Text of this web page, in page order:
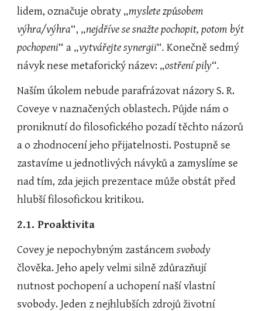
lidem, označuje obraty „myslete způsobem
výhra/výhra“, „nejdříve se snažte pochopit, potom být
pochopeni“ a „vytvářejte synergii“. Konečně sedmý
návyk nese metaforický název: „ostření pily“.
Naším úkolem nebude parafrázovat názory S. R.
Coveye v naznačených oblastech. Půjde nám o
proniknutí do filosofického pozadí těchto názorů
a o zhodnocení jeho přijatelnosti. Postupně se
zastavíme u jednotlivých návyků a zamyslíme se
nad tím, zda jejich prezentace může obstát před
hlubší filosofickou kritikou.
2.1. Proaktivita
Covey je nepochybným zastáncem svobody
člověka. Jeho apely velmi silně zdůrazňují
nutnost pochopení a uchopení naší vlastní
svobody. Jeden z nejhlubších zdrojů životní